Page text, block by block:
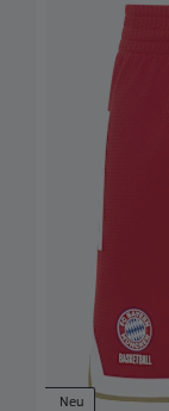
Neu